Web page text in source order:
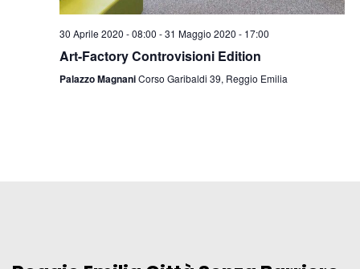
30 Aprile 2020 - 08:00 -31 Maggio 2020 - 17:00
Art-Factory Controvisioni Edition
Palazzo MagnaniCorso Garibaldi 39, Reggio Emilia